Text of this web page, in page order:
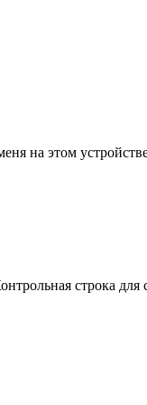
на этом
строка